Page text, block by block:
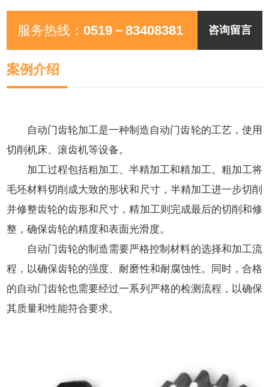
服务热线： 0519－83408381 咨询留言
案例介绍
自动门齿轮加工是一种制造自动门齿轮的工艺，使用
切削机床、滚齿机等设备。
加工过程包括粗加工、半精加工和精加工。粗加工将
毛坯材料切削成大致的形状和尺寸，半精加工进一步切削
并修整齿轮的齿形和尺寸，精加工则完成最后的切削和修
整，确保齿轮的精度和表面光滑度。
自动门齿轮的制造需要严格控制材料的选择和加工流
程，以确保齿轮的强度、耐磨性和耐腐蚀性。同时，合格
的自动门齿轮也需要经过一系列严格的检测流程，以确保
其质量和性能符合要求。